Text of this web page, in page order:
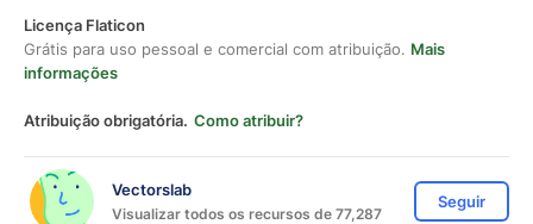
Licença Flaticon
Grátis para uso pessoal e comercial com atribuição. Mais
informações
Atribuição obrigatória. Como atribuir?
Vectorslab
Visualizar todos os recursos de 77,287
Seguir